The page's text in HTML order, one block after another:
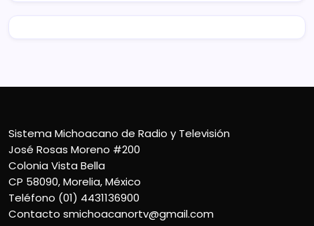
Sistema Michoacano de Radio y Televisión
José Rosas Moreno #200
Colonia Vista Bella
CP 58090, Morelia, México
Teléfono (01) 4431136900
Contacto smichoacanortv@gmail.com